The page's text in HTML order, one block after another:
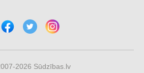
2026 Sūdzības.lv